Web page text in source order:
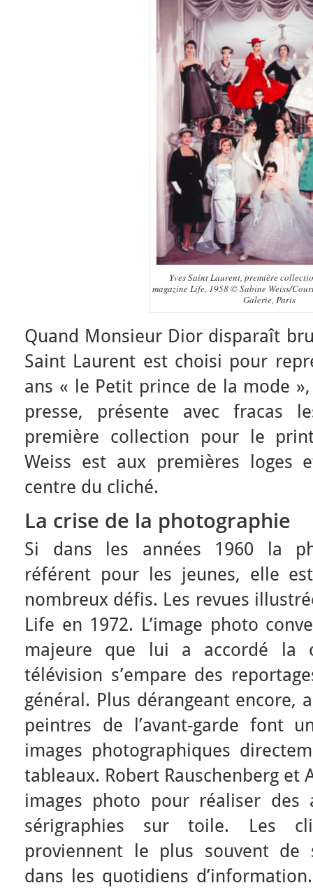
Yves Saint Laurent, première
magazineLife, 1958 © Sabine Weiss/
Galerie, Paris
Quand Monsieur Dior disparaît
Saint Laurent est choisi pour
ans « le Petit prince de la mode
presse, présente avec fracas
première collection pour le
Weiss est aux premières loges
centre du cliché.
La crise de la photographie
Si dans les années 1960 la
référent pour les jeunes, elle
nombreux défis. Les revues
Life en 1972. L’image photo
majeure que lui a accordé la
télévision s’empare des
général. Plus dérangeant encore,
peintres de l’avant-garde font
images photographiques
tableaux. Robert Rauschenberg et
images photo pour réaliser des
sérigraphies sur toile. Les
proviennent le plus souvent de
dans les quotidiens